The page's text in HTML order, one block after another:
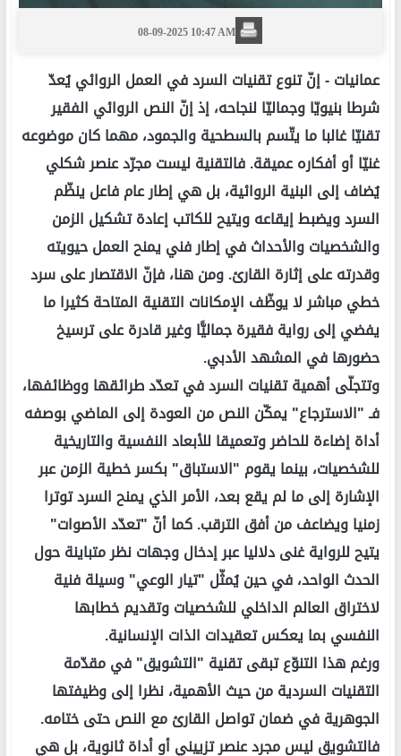
08-09-2025 10:47 AM
عمانيات -إنّ تنوع تقنيات السرد في العمل الروائي يُعدّ
شرطا بنيويّا وجماليّا لنجاحه، إذ إنّ النص الروائي الفقير
تقنيّا غالبا ما يتّسم بالسطحية والجمود، مهما كان موضوعه
غنيّا أو أفكاره عميقة. فالتقنية ليست مجرّد عنصر شكلي
يُضاف إلى البنية الروائية، بل هي إطار عام فاعل ينظّم
السرد ويضبط إيقاعه ويتيح للكاتب إعادة تشكيل الزمن
والشخصيات والأحداث في إطار فني يمنح العمل حيويته
وقدرته على إثارة القارئ. ومن هنا، فإنّ الاقتصار على سرد
خطي مباشر لا يوظّف الإمكانات التقنية المتاحة كثيرا ما
يفضي إلى رواية فقيرة جماليًّا وغير قادرة على ترسيخ
حضورها في المشهد الأدبي.
وتتجلّى أهمية تقنيات السرد في تعدّد طرائقها ووظائفها،
فـ "الاسترجاع" يمكّن النص من العودة إلى الماضي بوصفه
أداة إضاءة للحاضر وتعميقا للأبعاد النفسية والتاريخية
للشخصيات، بينما يقوم "الاستباق" بكسر خطية الزمن عبر
الإشارة إلى ما لم يقع بعد، الأمر الذي يمنح السرد توترا
زمنيا ويضاعف من أفق الترقب. كما أنّ "تعدّد الأصوات"
يتيح للرواية غنى دلاليا عبر إدخال وجهات نظر متباينة حول
الحدث الواحد، في حين يُمثّل "تيار الوعي" وسيلة فنية
لاختراق العالم الداخلي للشخصيات وتقديم خطابها
النفسي بما يعكس تعقيدات الذات الإنسانية.
ورغم هذا التنوّع تبقى تقنية "التشويق" في مقدّمة
التقنيات السردية من حيث الأهمية، نظرا إلى وظيفتها
الجوهرية في ضمان تواصل القارئ مع النص حتى ختامه.
فالتشويق ليس مجرد عنصر تزييني أو أداة ثانوية، بل هي